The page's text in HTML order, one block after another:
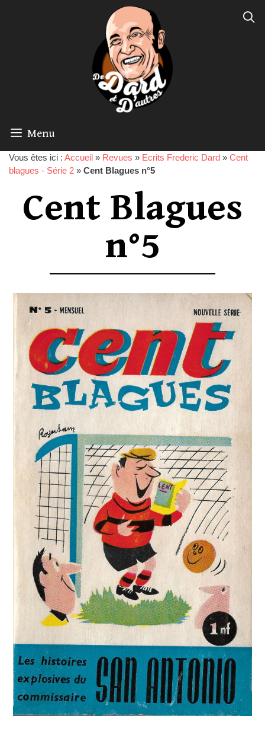
Menu
Vous êtes ici : Accueil » Revues » Ecrits Frederic Dard » Cent
blagues - Série 2 » Cent Blagues n°5
Cent Blagues
n°5